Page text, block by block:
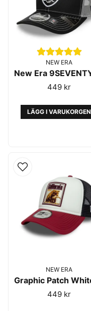
NEW ERA
449 kr
LÄGG I VARUKORGEN
NEW ERA
449 kr